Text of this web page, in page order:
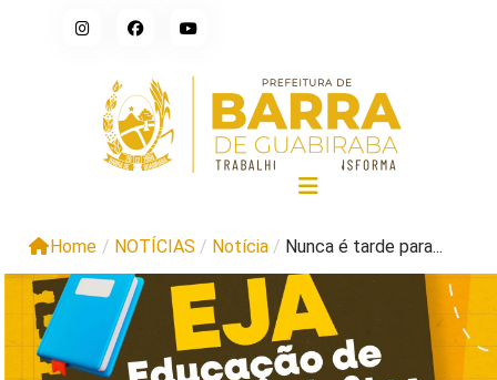
Home / NOTÍCIAS / Notícia / Nunca é tarde para...